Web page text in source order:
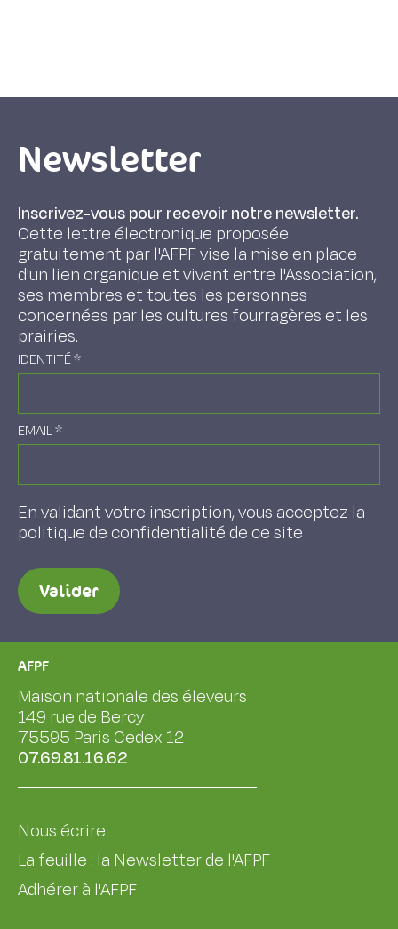
Newsletter
Inscrivez-vous pour recevoir notre newsletter.
Cette lettre électronique proposée
gratuitement par l'AFPF vise la mise en place
d'un lien organique et vivant entre l'Association,
ses membres et toutes les personnes
concernées par les cultures fourragères et les
prairies.
IDENTITÉ*
EMAIL *
En validant votre inscription, vous acceptez la
politique de confidentialité de ce site
Valider
AFPF
Maison nationale des éleveurs
149 rue de Bercy
75595 Paris Cedex 12
07.69.81.16.62
Nous écrire
La feuille : la Newsletter de l'AFPF
Adhérer à l'AFPF